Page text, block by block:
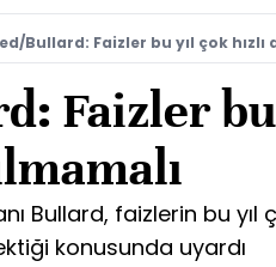
Bullard: Faizler bu yıl çok hızlı
Faizler
Bullard, faizlerin bu yıl
konusunda uyardı